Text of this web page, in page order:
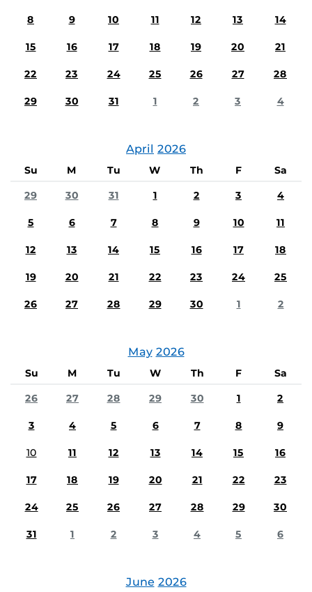
8 9 10 11 12 13 14
15 16 17 18 19 20 21
22 23 24 25 26 27 28
29 30 31 1 2 3 4
April 2026
Su M Tu W Th F
Sa
29
30 31 1 2 3 4
5 6 7 8 9 10 11
12 13 14 15 16 17 18
19 20 21 22 23 24 25
26 27 28 29 30 1 2
May 2026
Su M Tu W Th F
Sa
26
27 28 29 30 1 2
3 4 5 6 7 8 9
10 11 12 13 14 15 16
17 18 19 20 21 22 23
24 25 26 27 28 29 30
31 1 2 3 4 5 6
June 2026